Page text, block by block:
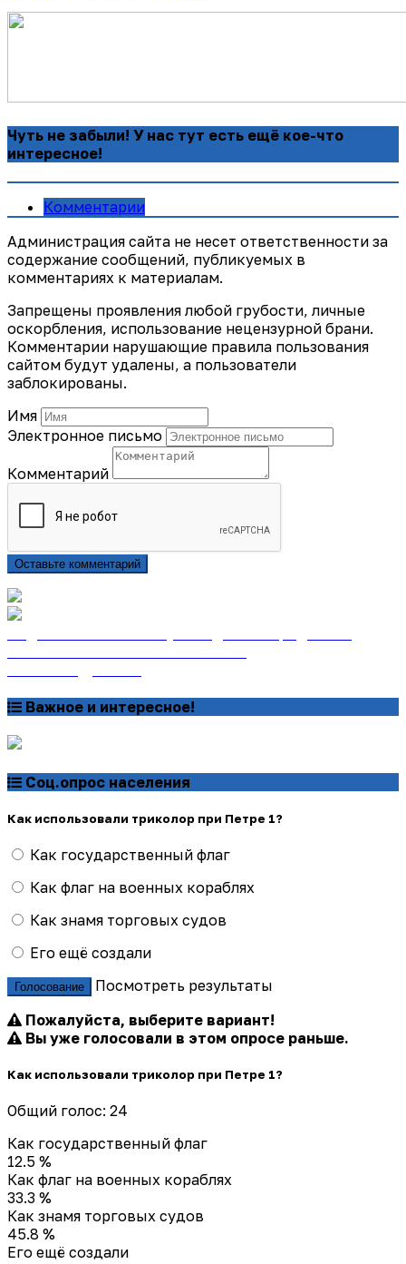
Чуть не забыли! У нас тут есть ещё кое-что
интересное!
Комментарии
Администрация сайта не несет ответственности за
содержание сообщений, публикуемых в
комментариях к материалам.
Запрещены проявления любой грубости, личные
оскорбления, использование нецензурной брани.
Комментарии нарушающие правила пользования
сайтом будут удалены, а пользователи
заблокированы.
Имя
Электронное письмо
Комментарий
Оставьте комментарий
Важное и интересное!
Соц.опрос населения
Как использовали триколор при Петре 1?
Как государственный флаг
Как флаг на военных кораблях
Как знамя торговых судов
Его ещё создали
Голосование
Посмотреть результаты
Пожалуйста, выберите вариант!
Вы уже голосовали в этом опросе раньше.
Как использовали триколор при Петре 1?
Общий голос: 24
Как государственный флаг
12.5 %
Как флаг на военных кораблях
33.3 %
Как знамя торговых судов
45.8 %
Его ещё создали